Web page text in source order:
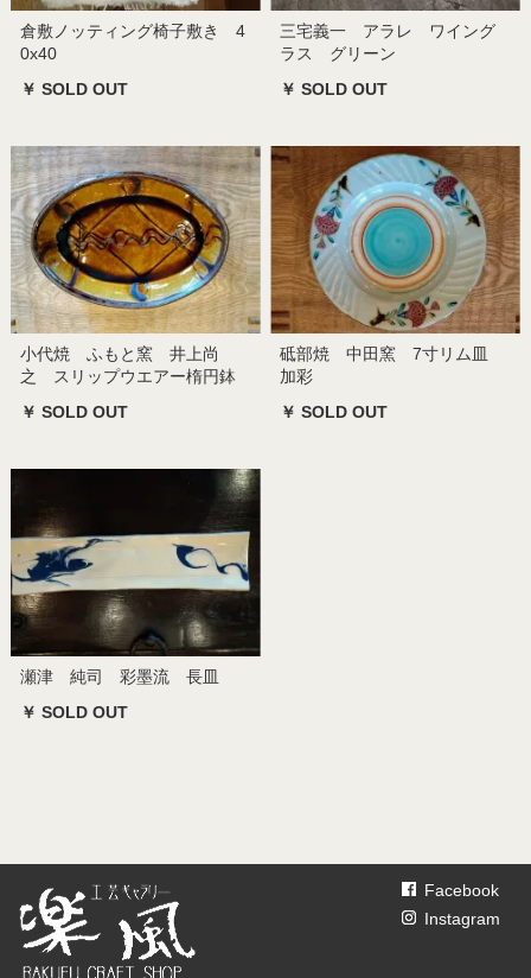
倉敷ノッティング椅子敷き 4
0x40
￥ SOLD OUT
三宅義一 アラレ ワイング
ラス グリーン
￥ SOLD OUT
小代焼 ふもと窯 井上尚
之 スリップウエアー楕円鉢
￥ SOLD OUT
砥部焼 中田窯 7寸リム皿
加彩
￥ SOLD OUT
瀬津 純司 彩墨流 長皿
￥ SOLD OUT
Facebook
Instagram